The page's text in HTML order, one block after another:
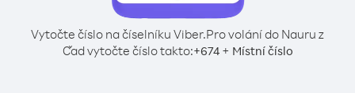
Vytočte číslo na číselníku Viber.Pro volání do Nauru z
Čad vytočte číslo takto:+674+ Místní číslo